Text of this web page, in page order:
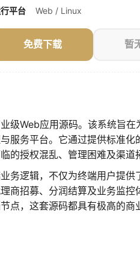
平台
Web / Linux
免费下载 暂
级Web应用源码。该系统旨在
服务平台。它通过提供标准
授权混乱、管理困难及渠道
务逻辑，不仅为终端用户提
商招募、分润结算及业务监
点，这套源码都具有极高的